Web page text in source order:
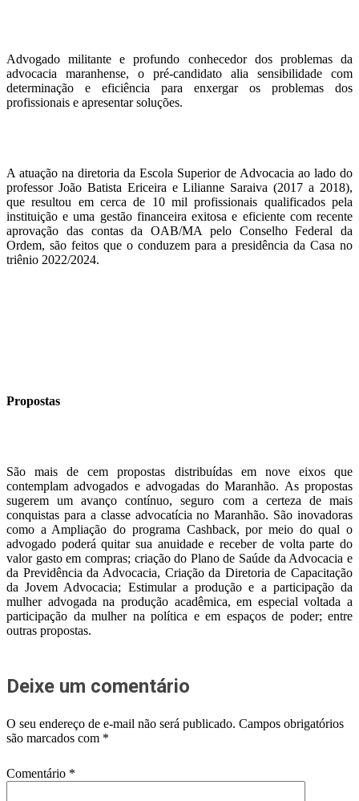
Advogado militante e profundo conhecedor dos problemas da
advocacia maranhense, o pré-candidato alia sensibilidade com
determinação e eficiência para enxergar os problemas dos
profissionais e apresentar soluções.
A atuação na diretoria da Escola Superior de Advocacia ao lado do
professor João Batista Ericeira e Lilianne Saraiva (2017 a 2018),
que resultou em cerca de 10 mil profissionais qualificados pela
instituição e uma gestão financeira exitosa e eficiente com recente
aprovação das contas da OAB/MA pelo Conselho Federal da
Ordem, são feitos que o conduzem para a presidência da Casa no
triênio 2022/2024.
Propostas
São mais de cem propostas distribuídas em nove eixos que
contemplam advogados e advogadas do Maranhão. As propostas
sugerem um avanço contínuo, seguro com a certeza de mais
conquistas para a classe advocatícia no Maranhão. São inovadoras
como a Ampliação do programa Cashback, por meio do qual o
advogado poderá quitar sua anuidade e receber de volta parte do
valor gasto em compras; criação do Plano de Saúde da Advocacia e
da Previdência da Advocacia, Criação da Diretoria de Capacitação
da Jovem Advocacia; Estimular a produção e a participação da
mulher advogada na produção acadêmica, em especial voltada a
participação da mulher na política e em espaços de poder; entre
outras propostas.
Deixe um comentário
O seu endereço de e-mail não será publicado. Campos obrigatórios
são marcados com *
Comentário *